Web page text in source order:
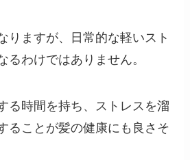
りますが、日常的な軽いスト
るわけではありません。
る時間を持ち、ストレスを溜
ることが髪の健康にも良さそ